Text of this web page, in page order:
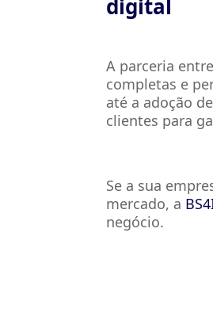
digital
A parceria
completas e
até a adoção
clientes para
Se a sua
mercado, a
negócio.